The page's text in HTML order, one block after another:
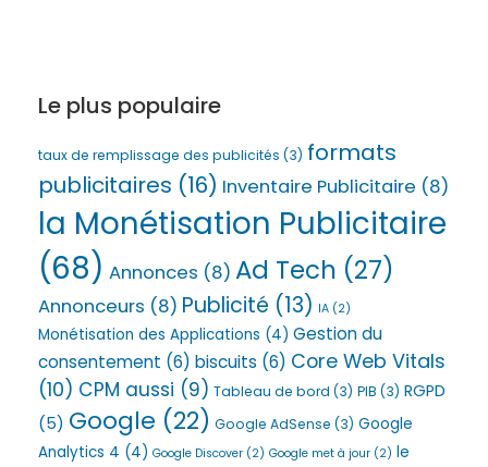
Le plus populaire
taux de remplissage des publicités (3) formats
publicitaires (16) Inventaire Publicitaire (8)
la Monétisation Publicitaire
(68) Annonces (8) Ad Tech (27)
Annonceurs (8) Publicité (13) IA (2)
Monétisation des Applications (4) Gestion du
consentement (6) biscuits (6) Core Web Vitals
(10) CPM aussi (9) Tableau de bord (3) PIB (3) RGPD
(5) Google (22) Google AdSense (3) Google
Analytics 4 (4) Google Discover (2) Google met à jour (2) le